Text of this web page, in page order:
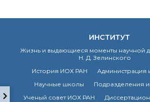
Защита диссертаций
о типовых нарушениях
Новости института
Конференции
ИНСТИТУТ
Жизнь и выдающиеся моменты научной
Н. Д. Зелинского
История ИОХ РАН
Администрация
Научные школы
Подразделения
Ученый совет ИОХ РАН